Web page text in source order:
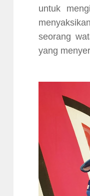
untuk
seorang
yang